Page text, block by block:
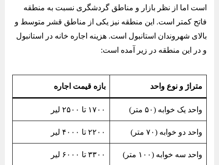
است اما از نظر بازار و مناطق گردشگری نسبت به منطقه
فاتح کمتر است. این منطقه نیز یکی از مناطق قشر متوسط و
بالای شهروندان استانبول است. هزینه اجاره خانه در استانبول
و در این منطقه در زیر آمده است:
متراژ‌ و نوع واحد بازه قیمت اجاره
واحد یک خوابه (۵۰ متر) ۱۷۰۰ تا ۲۵۰۰ لیر
واحد دو خوابه (۷۰ متر) ۲۲۰۰ تا ۴۰۰۰ لیر
واحد سه خوابه (۱۰۰ متر) ۳۳۰۰ تا ۶۰۰۰ لیر